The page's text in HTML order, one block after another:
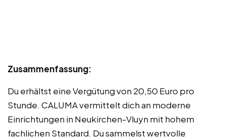
Zusammenfassung:
Du erhältst eine Vergütung von 20,50 Euro pro
Stunde. CALUMA vermittelt dich an moderne
Einrichtungen in Neukirchen-Vluyn mit hohem
fachlichen Standard. Du sammelst wertvolle